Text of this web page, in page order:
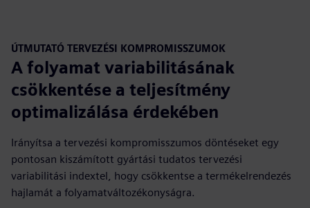
ÚTMUTATÓ TERVEZÉSI KOMPROMISSZUMOK
A folyamat variabilitásának
csökkentése a teljesítmény
optimalizálása érdekében
Irányítsa a tervezési kompromisszumos döntéseket egy
pontosan kiszámított gyártási tudatos tervezési
variabilitási indextel, hogy csökkentse a termékelrendezés
hajlamát a folyamatváltozékonyságra.